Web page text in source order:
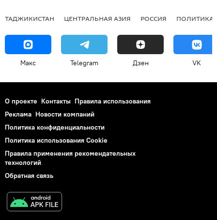
ТАДЖИКИСТАН ЦЕНТРАЛЬНАЯ АЗИЯ РОССИЯ ПОЛИТИКА
Макс Telegram Дзен VK
О проекте Контакты Правила использования
Реклама Новости компаний
Политика конфиденциальности
Политика использования Cookie
Правила применения рекомендательных
технологий
Обратная связь